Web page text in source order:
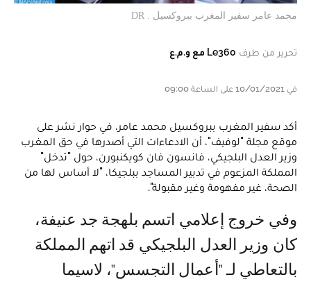
محمد عامر سفير المغرب ببروكسيل . DR
تحرير من طرف Le360 مع و.م.ع
في 10/01/2021 على الساعة 09:00
أكد سفير المغرب ببروكسيل محمد عامر، في حوار نشر على
موقع مجلة "لوفيف"، أن الادعاءات التي أصدرها في حق المغرب
وزير العدل البلجيكي، فانسون فان كويكنبورن، حول "تدخل"
المملكة المزعوم في تدبير المساجد ببلجيكا، "لا أساس لها من
الصحة، غير مفهومة وغير مقبولة".
وفي خروج إعلامي اتسم بلهجة جد عنيفة،
كان وزير العدل البلجيكي قد اتهم المملكة
بالتعاطي لـ "أعمال التجسس"، لاسيما